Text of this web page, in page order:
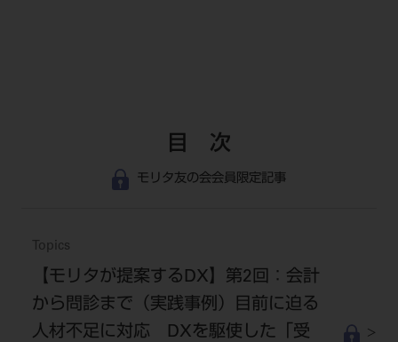
目 次
モリタ友の会会員限定記事
Topics
【モリタが提案するDX】第2回：会計
から問診まで（実践事例）目前に迫る
人材不足に対応 DXを駆使した「受